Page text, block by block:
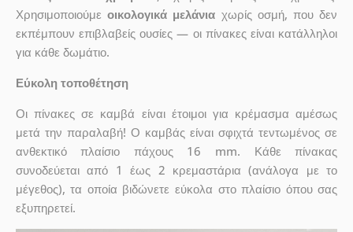
Χρησιμοποιούμεοικολογικά μελάνια χωρίς οσμή, που δεν
εκπέμπουν επιβλαβείς ουσίες — οι πίνακες είναι κατάλληλοι
για κάθε δωμάτιο.
Εύκολη τοποθέτηση
Οι πίνακες σε καμβά είναι έτοιμοι για κρέμασμα αμέσως
μετά την παραλαβή! Ο καμβάς είναι σφιχτά τεντωμένος σε
ανθεκτικό πλαίσιο πάχους 16 mm. Κάθε πίνακας
συνοδεύεται από 1 έως 2 κρεμαστάρια (ανάλογα με το
μέγεθος), τα οποία βιδώνετε εύκολα στο πλαίσιο όπου σας
εξυπηρετεί.